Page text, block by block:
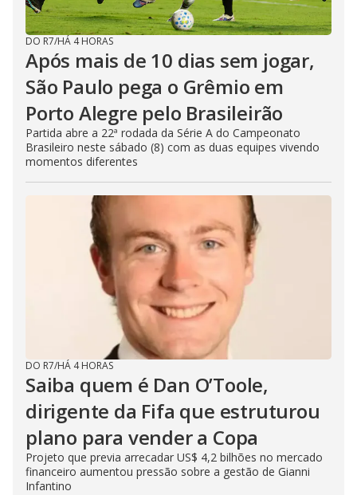
DO R7/HÁ 4 HORAS
Após mais de 10 dias sem jogar,
São Paulo pega o Grêmio em
Porto Alegre pelo Brasileirão
Partida abre a 22ª rodada da Série A do Campeonato
Brasileiro neste sábado (8) com as duas equipes vivendo
momentos diferentes
DO R7/HÁ 4 HORAS
Saiba quem é Dan O’Toole,
dirigente da Fifa que estruturou
plano para vender a Copa
Projeto que previa arrecadar US$ 4,2 bilhões no mercado
financeiro aumentou pressão sobre a gestão de Gianni
Infantino